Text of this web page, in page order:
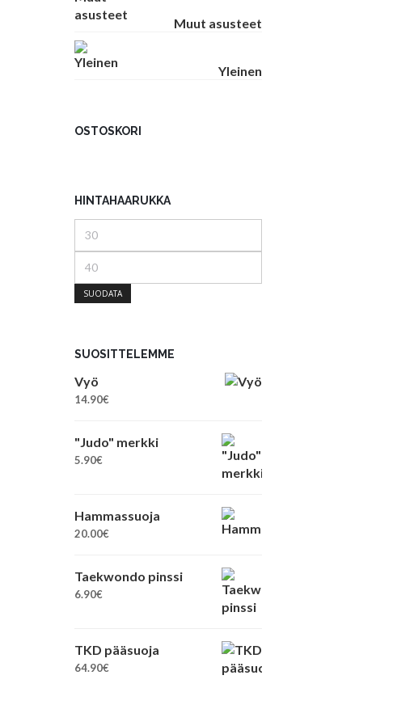
Muut asusteet
Yleinen
OSTOSKORI
HINTAHAARUKKA
SUODATA
SUOSITTELEMME
Vyö
14.90€
"Judo" merkki
5.90€
Hammassuoja
20.00€
Taekwondo pinssi
6.90€
TKD pääsuoja
64.90€